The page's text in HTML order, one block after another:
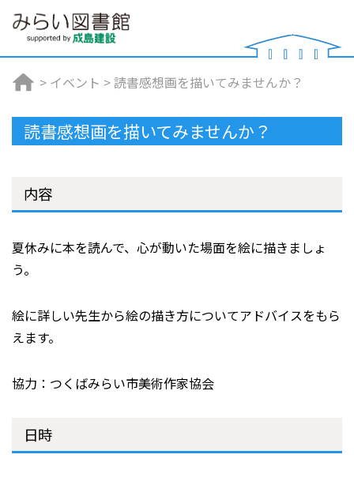
> イベント >読書感想画を描いてみませんか？
読書感想画を描いてみませんか？
内容
夏休みに本を読んで、心が動いた場面を絵に描きましょ
う。
絵に詳しい先生から絵の描き方についてアドバイスをもら
えます。
協力：つくばみらい市美術作家協会
日時